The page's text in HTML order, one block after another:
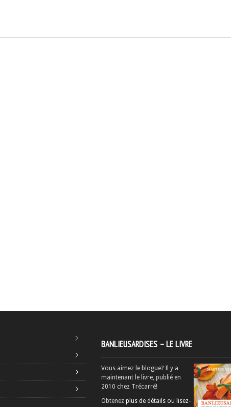
BANLIEUSARDISES – LE LIVRE
Vous aimez le blogue? Il y a
maintenant le livre, publié en
2010 chez Trécarré!
Obtenez plus de détails ou lisez-